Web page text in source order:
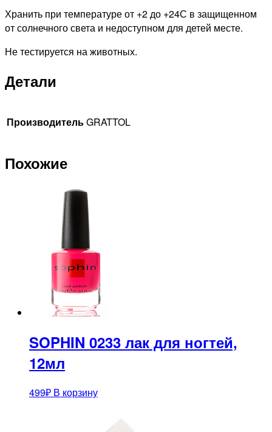
Хранить при температуре от +2 до +24С в защищенном
от солнечного света и недоступном для детей месте.
Не тестируется на животных.
Детали
ПроизводительGRATTOL
Похожие
SOPHIN 0233 лак для ногтей,
12мл
499₽ В корзину